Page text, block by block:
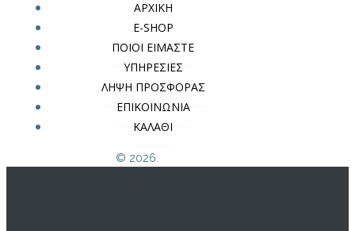
ΑΡΧΙΚΗ
E-SHOP
ΠΟΙΟΙ ΕΙΜΑΣΤΕ
ΥΠΗΡΕΣΙΕΣ
ΛΗΨΗ ΠΡΟΣΦΟΡΑΣ
ΕΠΙΚΟΙΝΩΝΙΑ
ΚΑΛΑΘΙ
© 2026.